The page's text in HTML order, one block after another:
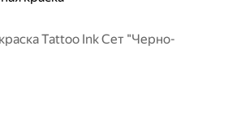
Tattoo Ink Сет "Черно-